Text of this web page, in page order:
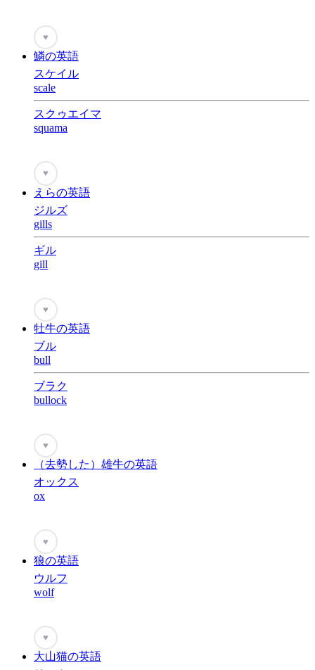
♥
鱗の英語
スケイル
scale
スクゥエイマ
squama
♥
えらの英語
ジルズ
gills
ギル
gill
♥
牡牛の英語
ブル
bull
ブラク
bullock
♥
（去勢した）雄牛の英語
オックス
ox
♥
狼の英語
ウルフ
wolf
♥
大山猫の英語